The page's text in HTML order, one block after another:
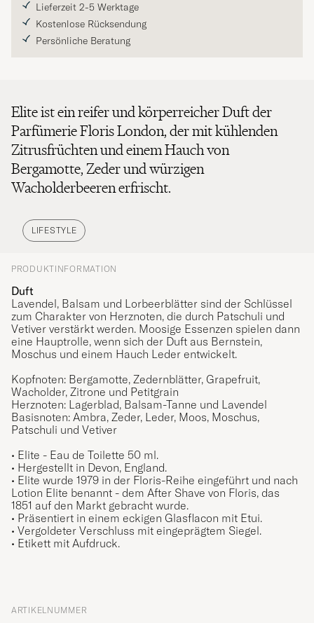
Lieferzeit 2-5 Werktage
Kostenlose Rücksendung
Persönliche Beratung
Elite ist ein reifer und körperreicher Duft der
Parfümerie Floris London, der mit kühlenden
Zitrusfrüchten und einem Hauch von
Bergamotte, Zeder und würzigen
Wacholderbeeren erfrischt.
LIFESTYLE
PRODUKTINFORMATION
Duft
Lavendel, Balsam und Lorbeerblätter sind der Schlüssel
zum Charakter von Herznoten, die durch Patschuli und
Vetiver verstärkt werden. Moosige Essenzen spielen dann
eine Hauptrolle, wenn sich der Duft aus Bernstein,
Moschus und einem Hauch Leder entwickelt.
Kopfnoten: Bergamotte, Zedernblätter, Grapefruit,
Wacholder, Zitrone und Petitgrain
Herznoten: Lagerblad, Balsam-Tanne und Lavendel
Basisnoten: Ambra, Zeder, Leder, Moos, Moschus,
Patschuli und Vetiver
• Elite - Eau de Toilette 50 ml.
• Hergestellt in Devon, England.
• Elite wurde 1979 in der Floris-Reihe eingeführt und nach
Lotion Elite benannt - dem After Shave von Floris, das
1851 auf den Markt gebracht wurde.
• Präsentiert in einem eckigen Glasflacon mit Etui.
• Vergoldeter Verschluss mit eingeprägtem Siegel.
• Etikett mit Aufdruck.
ARTIKELNUMMER